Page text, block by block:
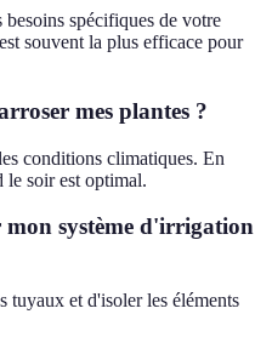
spécifiques de votre
souvent la plus efficace pour
mes plantes ?
conditions climatiques. En
le soir est optimal.
système d'irrigation
tuyaux et d'isoler les éléments